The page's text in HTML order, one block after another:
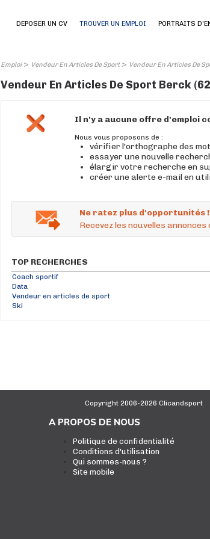
DEPOSER UN CV TROUVER UN EMPLOI PORTRAITS
Emploi> Vendeur En Articles De Sport> Vendeur En Articles De
Vendeur En Articles De Sport Berck
Il n'y a aucune offre d'emploi
Nous vous proposons de :
vérifier l'orthographe des
essayer une nouvelle
élargir votre recherche en
créer une alerte e-mail en
Ne ratez plus d'opportunités !
Recevez les nouvelles
TOP RECHERCHES
Coach sportif
Data
Vendeur en articles de sport
Ski
Copyright 2006-2026 Clicandsport
A PROPOS DE NOUS
Politique de confidentialité
Conditions d'utilisation
Qui sommes-nous ?
Site mobile